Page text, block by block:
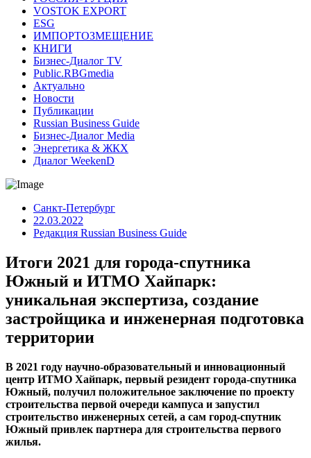
VOSTOK EXPORT
ESG
ИМПОРТОЗМЕЩЕНИЕ
КНИГИ
Бизнес-Диалог TV
Public.RBGmedia
Актуально
Новости
Публикации
Russian Business Guide
Бизнес-Диалог Media
Энергетика & ЖКХ
Диалог WeekenD
Санкт-Петербург
22.03.2022
Редакция Russian Business Guide
Итоги 2021 для города-спутника
Южный и ИТМО Хайпарк:
уникальная экспертиза, создание
застройщика и инженерная подготовка
территории
В 2021 году научно-образовательный и инновационный
центр ИТМО Хайпарк, первый резидент города-спутника
Южный, получил положительное заключение по проекту
строительства первой очереди кампуса и запустил
строительство инженерных сетей, а сам город-спутник
Южный привлек партнера для строительства первого
жилья.